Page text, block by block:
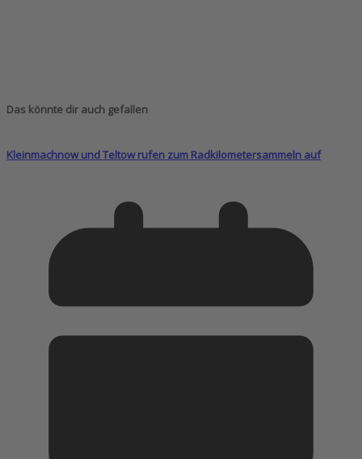
Das könnte dir auch gefallen
Kleinmachnow und Teltow rufen zum Radkilometersammeln auf